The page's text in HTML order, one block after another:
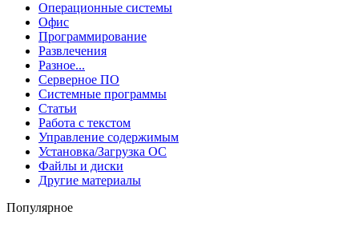
Операционные системы
Офис
Программирование
Развлечения
Разное...
Серверное ПО
Системные программы
Статьи
Работа с текстом
Управление содержимым
Установка/Загрузка ОС
Файлы и диски
Другие материалы
Популярное